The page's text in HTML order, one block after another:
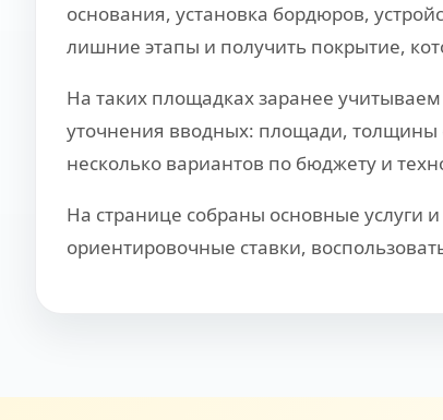
основания, установка бордюров,
лишние этапы и получить покрытие,
На таких площадках заранее
уточнения вводных: площади, толщины
несколько вариантов по бюджету и
На странице собраны основные услуги
ориентировочные ставки,